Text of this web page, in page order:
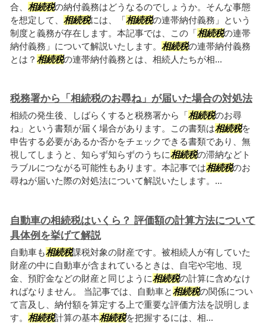
合、 相続税の納付義務はどうなるのでしょうか。そんな事態
を想定して、 相続税には、「相続税の連帯納付義務」という
制度と義務が存在します。本記事では、この「相続税の連帯
納付義務」について解説いたします。 相続税の連帯納付義務
とは？ 相続税の連帯納付義務とは、相続人たちが相...
税務署から「相続税のお尋ね」が届いた場合の対処法
相続の発生後、しばらくすると税務署から「相続税のお尋
ね」という書類が届く場合があります。この書類は相続税を
申告する必要があるか否かをチェックできる書類であり、無
視してしまうと、知らず知らずのうちに相続税の滞納などト
ラブルにつながる可能性もあります。本記事では相続税のお
尋ねが届いた際の対処法について解説いたします。...
自動車の相続税はいくら？ 評価額の計算方法について
具体例を挙げて解説
自動車も相続税課税対象の財産です。被相続人が有していた
財産の中に自動車が含まれているときは、自宅や宅地、現
金、預貯金などの財産と同じように相続税の計算に含めなけ
ればなりません。 当記事では、自動車と相続税の関係につい
て言及し、納付額を算定する上で重要な評価方法を説明しま
す。 相続税計算の基本相続税を把握するには、相...